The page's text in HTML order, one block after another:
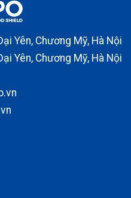
Yên, Chương Mỹ, Hà Nội
Yên, Chương Mỹ, Hà Nội